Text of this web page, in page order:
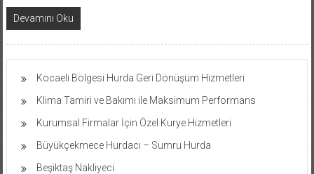
Devamını Oku
Kocaeli Bölgesi Hurda Geri Dönüşüm Hizmetleri
Klima Tamiri ve Bakımı ile Maksimum Performans
Kurumsal Firmalar İçin Özel Kurye Hizmetleri
Büyükçekmece Hurdacı – Sumru Hurda
Beşiktaş Nakliyeci